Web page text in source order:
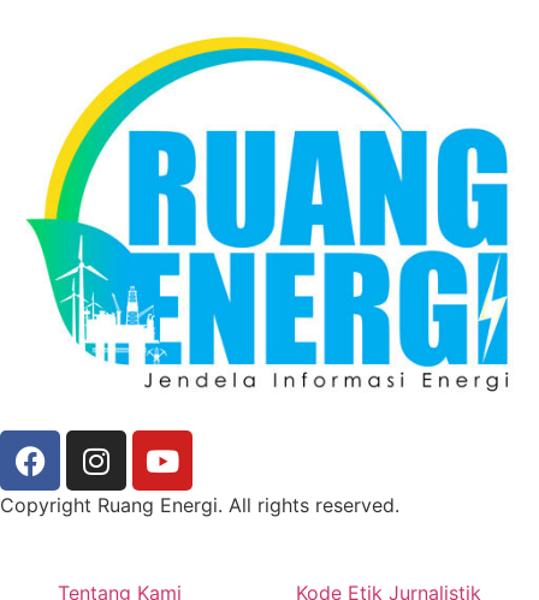
Copyright Ruang Energi. All rights reserved.
Tentang Kami Kode Etik Jurnalistik